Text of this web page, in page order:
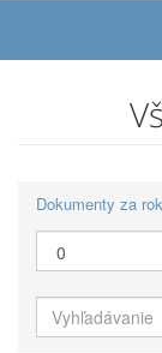
Dokumenty za